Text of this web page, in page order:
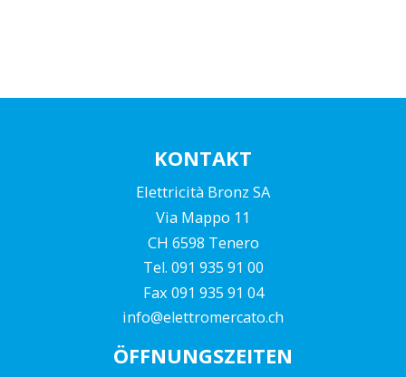
KONTAKT
Elettricità Bronz SA
Via Mappo 11
CH 6598 Tenero
Tel. 091 935 91 00
Fax 091 935 91 04
info@elettromercato.ch
ÖFFNUNGSZEITEN